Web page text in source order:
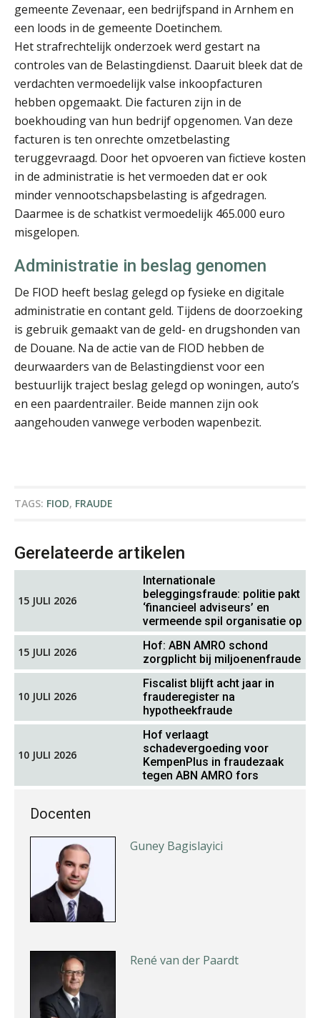
gemeente Zevenaar, een bedrijfspand in Arnhem en
een loods in de gemeente Doetinchem.
Het strafrechtelijk onderzoek werd gestart na
controles van de Belastingdienst. Daaruit bleek dat de
verdachten vermoedelijk valse inkoopfacturen
hebben opgemaakt. Die facturen zijn in de
boekhouding van hun bedrijf opgenomen. Van deze
facturen is ten onrechte omzetbelasting
teruggevraagd. Door het opvoeren van fictieve kosten
in de administratie is het vermoeden dat er ook
minder vennootschapsbelasting is afgedragen.
Daarmee is de schatkist vermoedelijk 465.000 euro
misgelopen.
Administratie in beslag genomen
De FIOD heeft beslag gelegd op fysieke en digitale
administratie en contant geld. Tijdens de doorzoeking
is gebruik gemaakt van de geld- en drugshonden van
de Douane. Na de actie van de FIOD hebben de
deurwaarders van de Belastingdienst voor een
bestuurlijk traject beslag gelegd op woningen, auto’s
en een paardentrailer. Beide mannen zijn ook
aangehouden vanwege verboden wapenbezit.
TAGS: FIOD, FRAUDE
Gerelateerde artikelen
15 JULI 2026
Internationale
beleggingsfraude: politie pakt
‘financieel adviseurs’ en
vermeende spil organisatie op
15 JULI 2026
Hof: ABN AMRO schond
zorgplicht bij miljoenenfraude
10 JULI 2026
Fiscalist blijft acht jaar in
frauderegister na
hypotheekfraude
10 JULI 2026
Hof verlaagt
schadevergoeding voor
KempenPlus in fraudezaak
tegen ABN AMRO fors
Docenten
Bob de Koning
Olga Jansen
Willem Veldhuizen
Koert van Loon
Ron Mulder
Tim van Wordragen
Guney Bagislayici
René van der Paardt